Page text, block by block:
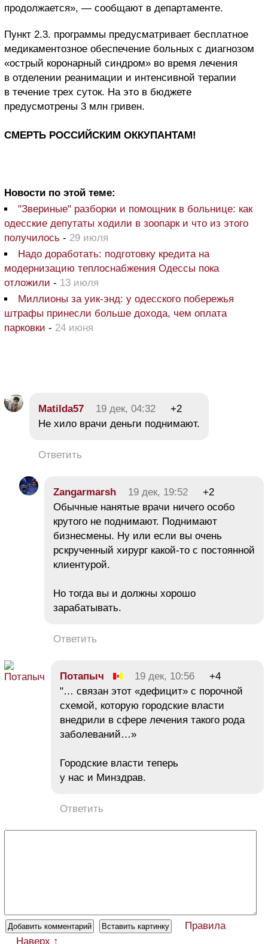
продолжается», — сообщают в департаменте.
Пункт 2.3. программы предусматривает бесплатное
медикаментозное обеспечение больных с диагнозом
«острый коронарный синдром» во время лечения
в отделении реанимации и интенсивной терапии
в течение трех суток. На это в бюджете
предусмотрены 3 млн гривен.
СМЕРТЬ РОССИЙСКИМ ОККУПАНТАМ!
Новости по этой теме:
"Звериные" разборки и помощник в больнице: как
одесские депутаты ходили в зоопарк и что из этого
получилось - 29 июля
Надо доработать: подготовку кредита на
модернизацию теплоснабжения Одессы пока
отложили - 13 июля
Миллионы за уик-энд: у одесского побережья
штрафы принесли больше дохода, чем оплата
парковки - 24 июня
Matilda57 19 дек, 04:32
+2
Не хило врачи деньги поднимают.
Ответить
Zangarmarsh 19 дек, 19:52
+2
Обычные нанятые врачи ничего особо
крутого не поднимают. Поднимают
бизнесмены. Ну или если вы очень
рскрученный хирург какой-то с постоянной
клиентурой.
Но тогда вы и должны хорошо
зарабатывать.
Ответить
Потапыч 19 дек, 10:56
+4
"… связан этот «дефицит» с порочной
схемой, которую городские власти
внедрили в сфере лечения такого рода
заболеваний…»
Городские власти теперь
у нас и Минздрав.
Ответить
Правила
Наверх ↑